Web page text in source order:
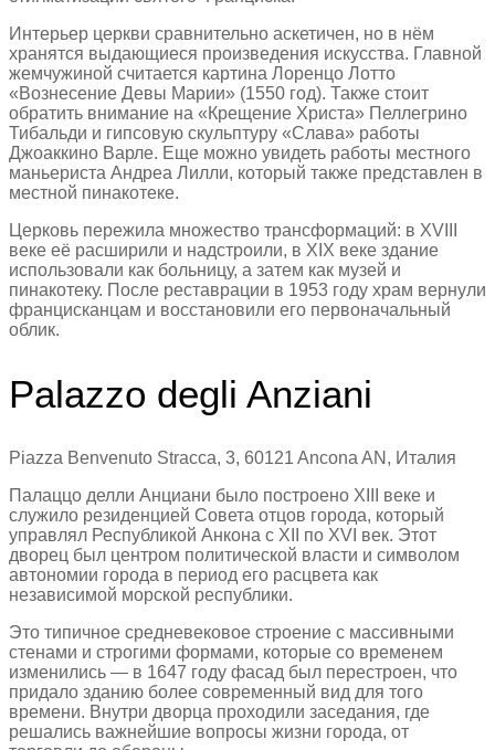
Интерьер церкви сравнительно аскетичен, но в нём
хранятся выдающиеся произведения искусства. Главной
жемчужиной считается картина Лоренцо Лотто
«Вознесение Девы Марии» (1550 год). Также стоит
обратить внимание на «Крещение Христа» Пеллегрино
Тибальди и гипсовую скульптуру «Слава» работы
Джоаккино Варле. Еще можно увидеть работы местного
маньериста Андреа Лилли, который также представлен в
местной пинакотеке.
Церковь пережила множество трансформаций: в XVIII
веке её расширили и надстроили, в XIX веке здание
использовали как больницу, а затем как музей и
пинакотеку. После реставрации в 1953 году храм вернули
францисканцам и восстановили его первоначальный
облик.
Palazzo degli Anziani
Piazza Benvenuto Stracca, 3, 60121 Ancona AN, Италия
Палаццо делли Анциани было построено XIII веке и
служило резиденцией Совета отцов города, который
управлял Республикой Анкона с XII по XVI век. Этот
дворец был центром политической власти и символом
автономии города в период его расцвета как
независимой морской республики.
Это типичное средневековое строение с массивными
стенами и строгими формами, которые со временем
изменились — в 1647 году фасад был перестроен, что
придало зданию более современный вид для того
времени. Внутри дворца проходили заседания, где
решались важнейшие вопросы жизни города, от